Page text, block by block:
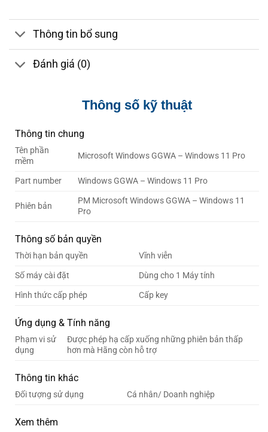
Thông tin bổ sung
Đánh giá (0)
Thông số kỹ thuật
Thông tin chung
Tên phần
mềm
Microsoft Windows GGWA – Windows 11 Pro
Part number Windows GGWA – Windows 11 Pro
Phiên bản
PM Microsoft Windows GGWA – Windows 11
Pro
Thông số bản quyền
Thời hạn bản quyền
Vĩnh viễn
Số máy cài đặt
Dùng cho 1 Máy tính
Hình thức cấp phép
Cấp key
Ứng dụng & Tính năng
Phạm vi sử
dụng
Được phép hạ cấp xuống những phiên bản thấp
hơn mà Hãng còn hỗ trợ
Thông tin khác
Đối tượng sử dụng Cá nhân/ Doanh nghiệp
Xem thêm